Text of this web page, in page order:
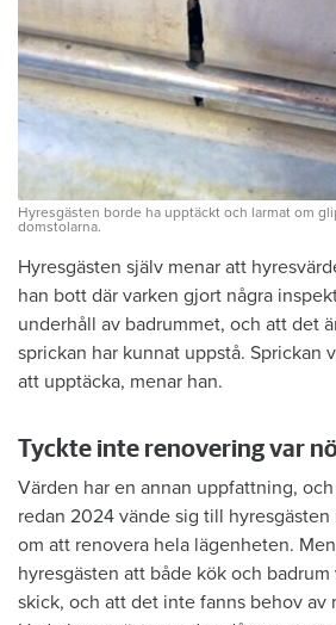
Hyresgästen borde ha upptäckt och larmat om
domstolarna.
Hyresgästen själv menar att
han bott där varken gjort några
underhåll av badrummet, och att det
sprickan har kunnat uppstå. Sprickan
att upptäcka, menar han.
Tyckte inte renovering var
Värden har en annan uppfattning,
redan 2024 vände sig till
om att renovera hela lägenheten.
hyresgästen att både kök och
skick, och att det inte fanns behov av